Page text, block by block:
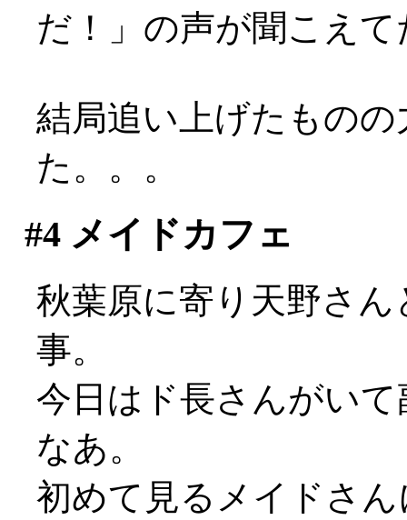
だ！」の声が聞こえ
結局追い上げたもの
た。。。
#4メイドカフェ
秋葉原に寄り天野さ
事。
今日はド長さんがい
なあ。
初めて見るメイドさ